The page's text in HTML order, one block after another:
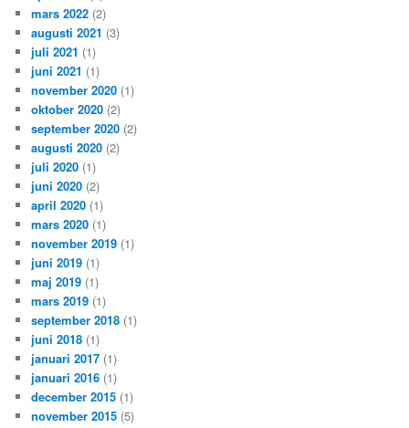
mars 2022 (2)
augusti 2021 (3)
juli 2021 (1)
juni 2021 (1)
november 2020 (1)
oktober 2020 (2)
september 2020 (2)
augusti 2020 (2)
juli 2020 (1)
juni 2020 (2)
april 2020 (1)
mars 2020 (1)
november 2019 (1)
juni 2019 (1)
maj 2019 (1)
mars 2019 (1)
september 2018 (1)
juni 2018 (1)
januari 2017 (1)
januari 2016 (1)
december 2015 (1)
november 2015 (5)